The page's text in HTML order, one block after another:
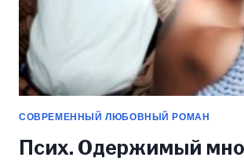
СОВРЕМЕННЫЙ ЛЮБОВНЫЙ РОМАН
Псих. Одержимый